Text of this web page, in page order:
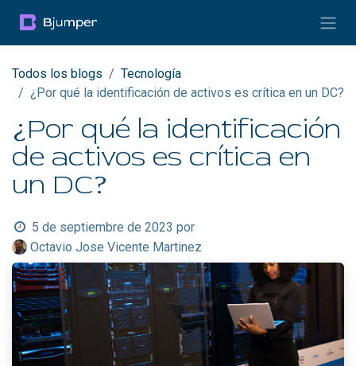
Todos los blogs
Tecnología
¿Por qué la identificación de activos es crítica en un DC?
¿Por qué la identificación
de activos es crítica en
un DC?
5 de septiembre de 2023 por
Octavio Jose Vicente Martinez